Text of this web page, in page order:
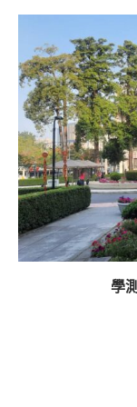
學